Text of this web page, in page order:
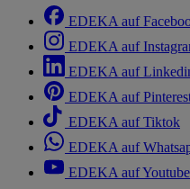
EDEKA auf
EDEKA auf
EDEKA auf
EDEKA auf
EDEKA auf Tiktok
EDEKA auf
EDEKA auf Youtube